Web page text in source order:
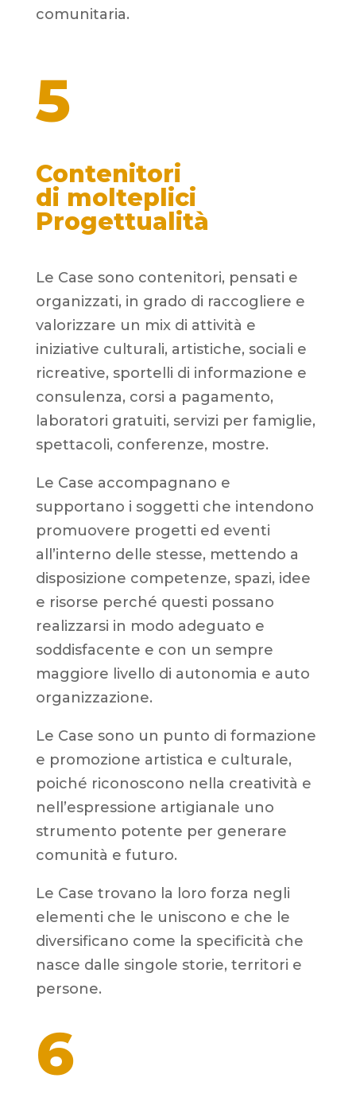
comunitaria.
5
Contenitori
di molteplici
Progettualità
Le Case sono contenitori, pensati e
organizzati, in grado di raccogliere e
valorizzare un mix di attività e
iniziative culturali, artistiche, sociali e
ricreative, sportelli di informazione e
consulenza, corsi a pagamento,
laboratori gratuiti, servizi per famiglie,
spettacoli, conferenze, mostre.
Le Case accompagnano e
supportano i soggetti che intendono
promuovere progetti ed eventi
all’interno delle stesse, mettendo a
disposizione competenze, spazi, idee
e risorse perché questi possano
realizzarsi in modo adeguato e
soddisfacente e con un sempre
maggiore livello di autonomia e auto
organizzazione.
Le Case sono un punto di formazione
e promozione artistica e culturale,
poiché riconoscono nella creatività e
nell’espressione artigianale uno
strumento potente per generare
comunità e futuro.
Le Case trovano la loro forza negli
elementi che le uniscono e che le
diversificano come la specificità che
nasce dalle singole storie, territori e
persone.
6